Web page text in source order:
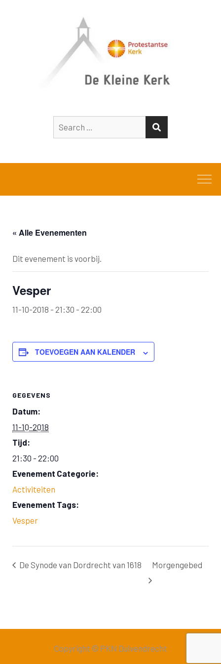
for:
« Alle Evenementen
Dit evenement is voorbij.
Vesper
11-10-2018 - 21:30 - 22:00
TOEVOEGEN AAN KALENDER
GEGEVENS
Datum:
11-10-2018
Tijd:
21:30 - 22:00
Evenement Categorie:
Activiteiten
Evenement Tags:
Vesper
De Synode van Dordrecht van 1618 Morgengebed
Copyright © PKN Duivendrecht